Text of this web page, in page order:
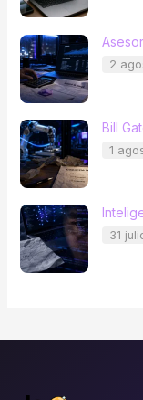
2
Bill
1
31